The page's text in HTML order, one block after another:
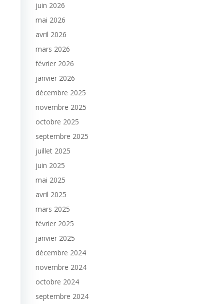
juin 2026
mai 2026
avril 2026
mars 2026
février 2026
janvier 2026
décembre 2025
novembre 2025
octobre 2025
septembre 2025
juillet 2025
juin 2025
mai 2025
avril 2025
mars 2025
février 2025
janvier 2025
décembre 2024
novembre 2024
octobre 2024
septembre 2024